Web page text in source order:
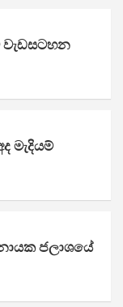
මැදියම්
ජලාශයේ